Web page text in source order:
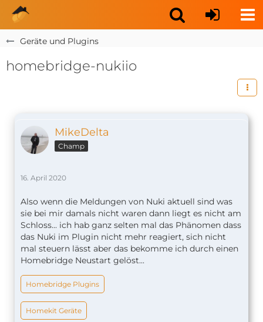
Geräte und Plugins
homebridge-nukiio
MikeDelta
Champ
16. April 2020
Also wenn die Meldungen von Nuki aktuell sind was
sie bei mir damals nicht waren dann liegt es nicht am
Schloss... ich hab ganz selten mal das Phänomen dass
das Nuki im Plugin nicht mehr reagiert, sich nicht
mal steuern lässt aber das bekomme ich durch einen
Homebridge Neustart gelöst...
Homebridge Plugins
Homekit Geräte